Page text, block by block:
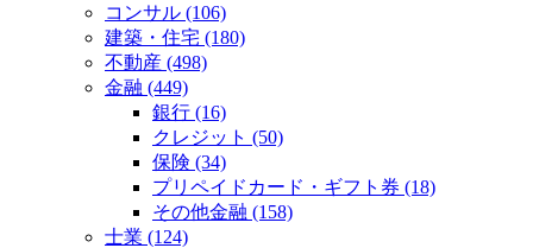
コンサル (106)
建築・住宅 (180)
不動産 (498)
金融 (449)
銀行 (16)
クレジット (50)
保険 (34)
プリペイドカード・ギフト券 (18)
その他金融 (158)
士業 (124)